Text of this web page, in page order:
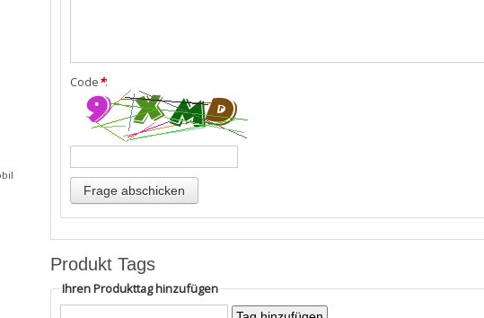
Code*:
Produkt Tags
Ihren Produkttag hinzufügen